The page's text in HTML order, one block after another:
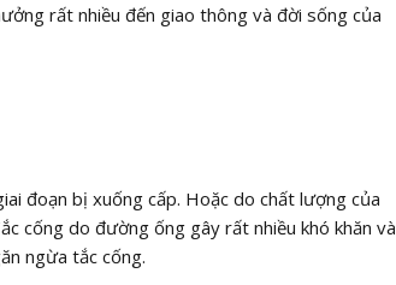
rất nhiều đến giao thông và đời sống của
đoạn bị xuống cấp. Hoặc do chất lượng của
cống do đường ống gây rất nhiều khó khăn và
ngừa tắc cống.